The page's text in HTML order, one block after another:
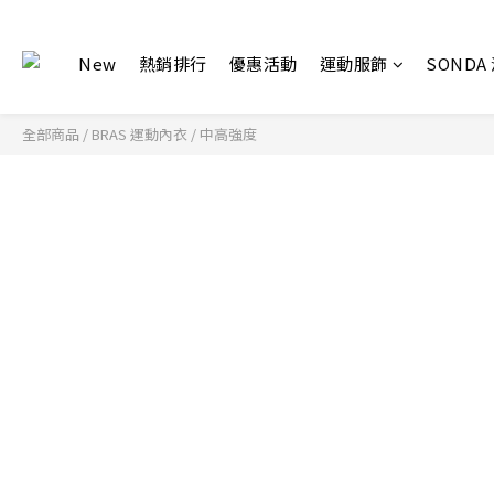
New 熱銷排行 優惠活動 運動服飾 SONDA
全部商品 / BRAS 運動內衣 / 中高強度